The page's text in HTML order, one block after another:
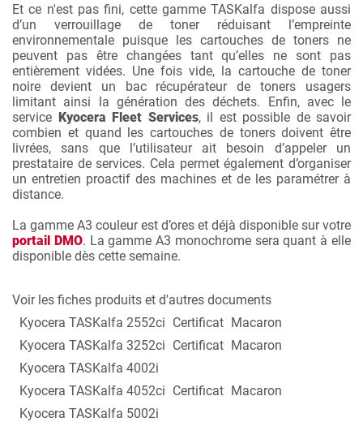
Et ce n'est pas fini, cette gamme TASKalfa dispose aussi
d’un verrouillage de toner réduisant l’empreinte
environnementale puisque les cartouches de toners ne
peuvent pas être changées tant qu’elles ne sont pas
entièrement vidées. Une fois vide, la cartouche de toner
noire devient un bac récupérateur de toners usagers
limitant ainsi la génération des déchets. Enfin, avec le
service Kyocera Fleet Services, il est possible de savoir
combien et quand les cartouches de toners doivent être
livrées, sans que l’utilisateur ait besoin d’appeler un
prestataire de services. Cela permet également d’organiser
un entretien proactif des machines et de les paramétrer à
distance.
La gamme A3 couleur est d’ores et déjà disponible sur votre
portail DMO. La gamme A3 monochrome sera quant à elle
disponible dès cette semaine.
Voir les fiches produits et d'autres documents
Kyocera TASKalfa 2552ci Certificat Macaron
Kyocera TASKalfa 3252ci Certificat Macaron
Kyocera TASKalfa 4002i
Kyocera TASKalfa 4052ci Certificat Macaron
Kyocera TASKalfa 5002i